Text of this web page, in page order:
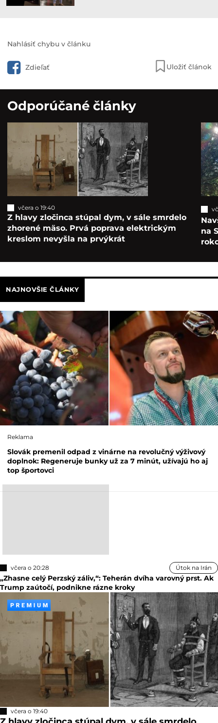
Nahlásiť chybu v článku
Zdieľať Uložiť článok
Odporúčané články
včera o 19:40
Z hlavy zločinca stúpal dym, v sále smrdelo
zhorené mäso. Prvá poprava elektrickým
kreslom nevyšla na prvýkrát
na
NAJNOVŠIE ČLÁNKY
Reklama
Slovák premenil odpad z vinárne na revolučný výživový
doplnok: Regeneruje bunky už za 7 minút, užívajú ho aj
top športovci
včera o 20:28 Útok na Irán
„Zhasne celý Perzský záliv,“: Teherán dvíha varovný prst. Ak
Trump zaútočí, podnikne rázne kroky
včera o 19:40